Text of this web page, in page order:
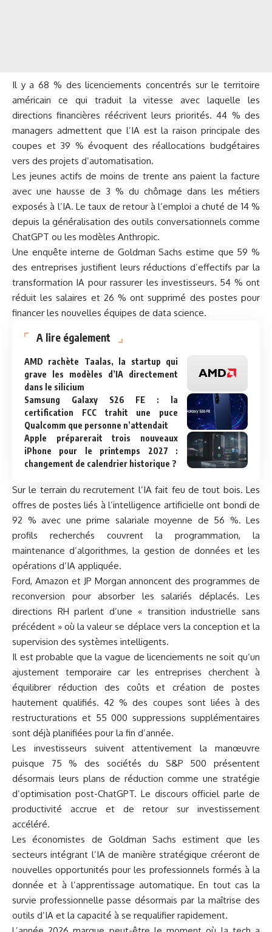
Il y a 68 % des licenciements concentrés sur le territoire
américain ce qui traduit la vitesse avec laquelle les
directions financières réécrivent leurs priorités. 44 % des
managers admettent que l’IA est la raison principale des
coupes et 39 % évoquent des réallocations budgétaires
vers des projets d’automatisation.
Les jeunes actifs de moins de trente ans paient la facture
avec une hausse de 3 % du chômage dans les métiers
exposés à l’IA. Le taux de retour à l’emploi a chuté de 14 %
depuis la généralisation des outils conversationnels comme
ChatGPT ou les modèles Anthropic.
Une enquête interne de Goldman Sachs estime que 59 %
des entreprises justifient leurs réductions d’effectifs par la
transformation IA pour rassurer les investisseurs. 54 % ont
réduit les salaires et 26 % ont supprimé des postes pour
financer les nouvelles équipes de data science.
A lire également
AMD rachète Taalas, la startup qui
grave les modèles d’IA directement
dans le silicium
Samsung Galaxy S26 FE : la
certification FCC trahit une puce
Qualcomm que personne n’attendait
Apple préparerait trois nouveaux
iPhone pour le printemps 2027 :
changement de calendrier historique ?
Sur le terrain du recrutement l’IA fait feu de tout bois. Les
offres de postes liés à l’intelligence artificielle ont bondi de
92 % avec une prime salariale moyenne de 56 %. Les
profils recherchés couvrent la programmation, la
maintenance d’algorithmes, la gestion de données et les
opérations d’IA appliquée.
Ford, Amazon et JP Morgan annoncent des programmes de
reconversion pour absorber les salariés déplacés. Les
directions RH parlent d’une « transition industrielle sans
précédent » où la valeur se déplace vers la conception et la
supervision des systèmes intelligents.
Il est probable que la vague de licenciements ne soit qu’un
ajustement temporaire car les entreprises cherchent à
équilibrer réduction des coûts et création de postes
hautement qualifiés. 42 % des coupes sont liées à des
restructurations et 55 000 suppressions supplémentaires
sont déjà planifiées pour la fin d’année.
Les investisseurs suivent attentivement la manœuvre
puisque 75 % des sociétés du S&P 500 présentent
désormais leurs plans de réduction comme une stratégie
d’optimisation post-ChatGPT. Le discours officiel parle de
productivité accrue et de retour sur investissement
accéléré.
Les économistes de Goldman Sachs estiment que les
secteurs intégrant l’IA de manière stratégique créeront de
nouvelles opportunités pour les professionnels formés à la
donnée et à l’apprentissage automatique. En tout cas la
survie professionnelle passe désormais par la maîtrise des
outils d’IA et la capacité à se requalifier rapidement.